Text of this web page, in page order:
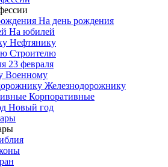
На день рождения
На юбилей
Нефтянику
Строителю
23 февраля
Военному
Железнодорожнику
Корпоративные
Новый год